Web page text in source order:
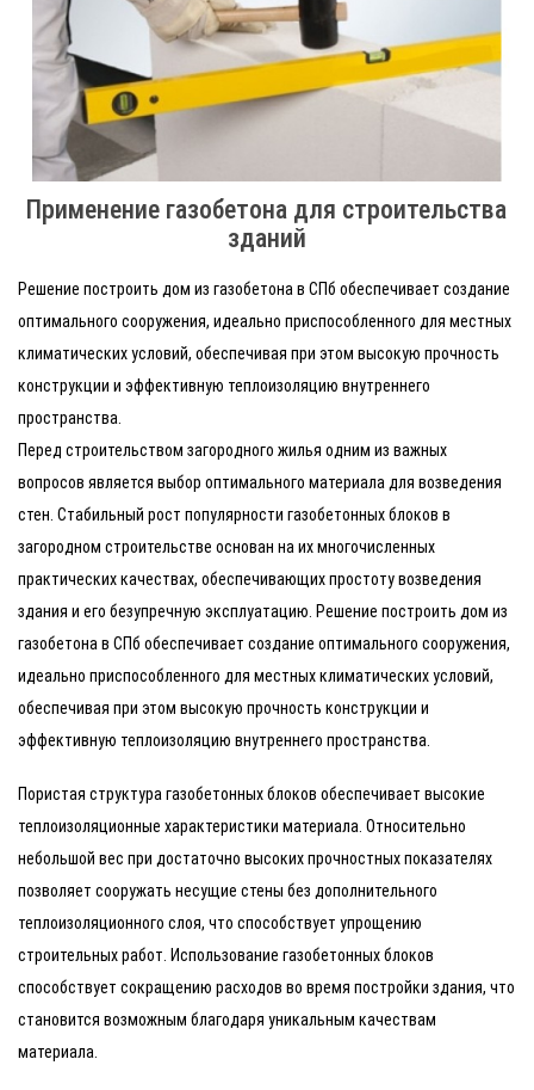
Применение газобетона для строительства
зданий
Решение построить дом из газобетона в СПб обеспечивает создание
оптимального сооружения, идеально приспособленного для местных
климатических условий, обеспечивая при этом высокую прочность
конструкции и эффективную теплоизоляцию внутреннего
пространства.
Перед строительством загородного жилья одним из важных
вопросов является выбор оптимального материала для возведения
стен. Стабильный рост популярности газобетонных блоков в
загородном строительстве основан на их многочисленных
практических качествах, обеспечивающих простоту возведения
здания и его безупречную эксплуатацию. Решение построить дом из
газобетона в СПб обеспечивает создание оптимального сооружения,
идеально приспособленного для местных климатических условий,
обеспечивая при этом высокую прочность конструкции и
эффективную теплоизоляцию внутреннего пространства.
Пористая структура газобетонных блоков обеспечивает высокие
теплоизоляционные характеристики материала. Относительно
небольшой вес при достаточно высоких прочностных показателях
позволяет сооружать несущие стены без дополнительного
теплоизоляционного слоя, что способствует упрощению
строительных работ. Использование газобетонных блоков
способствует сокращению расходов во время постройки здания, что
становится возможным благодаря уникальным качествам
материала.